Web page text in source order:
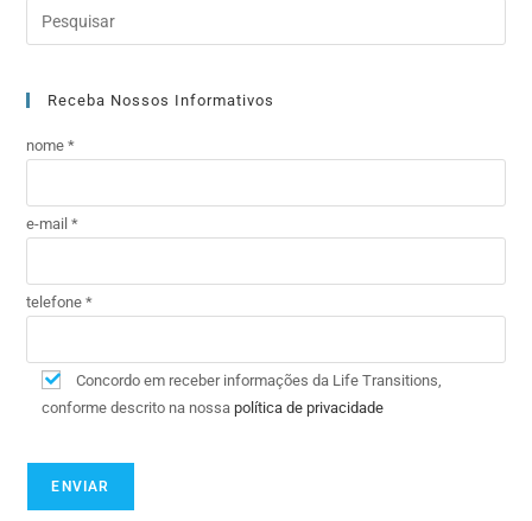
Receba Nossos Informativos
nome *
e-mail *
telefone *
Concordo em receber informações da Life Transitions,
conforme descrito na nossa política de privacidade